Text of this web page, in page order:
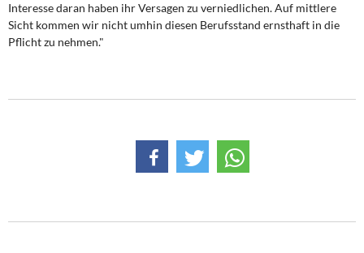
Interesse daran haben ihr Versagen zu verniedlichen. Auf mittlere
Sicht kommen wir nicht umhin diesen Berufsstand ernsthaft in die
Pflicht zu nehmen."